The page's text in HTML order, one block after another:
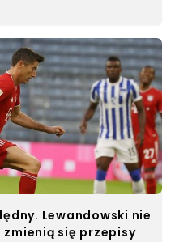
Lewandowski nie
się przepisy